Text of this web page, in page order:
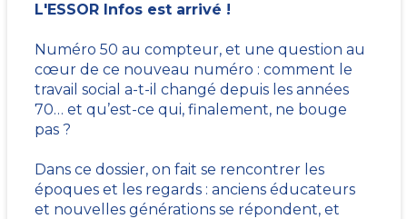
L'ESSOR Infos est arrivé !
Numéro 50 au compteur, et une question au
cœur de ce nouveau numéro : comment le
travail social a-t-il changé depuis les années
70… et qu’est-ce qui, finalement, ne bouge
pas ?
Dans ce dossier, on fait se rencontrer les
époques et les regards : anciens éducateurs
et nouvelles générations se répondent, et